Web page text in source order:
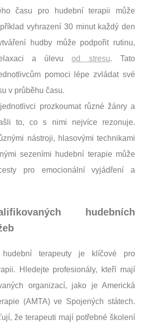
času pro hudební terapii může
vyhrazení 30 minut každý den
hudby může podpořit rutinu,
a úlevuod stresu. Tato
pomoci lépe zvládat své
v průběhu času.
prozkoumat různé žánry a
to, co s nimi nejvíce rezonuje.
nástroji, hlasovými technikami
sezeními hudební terapie může
pro emocionální vyjádření a
hudebních
hudební terapeuty je klíčové pro
Hledejte profesionály, kteří mají
organizací, jako je Americká
(AMTA) ve Spojených státech.
že terapeuti mají potřebné školení